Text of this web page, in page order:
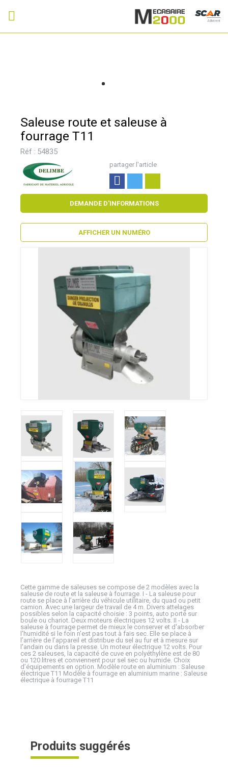
Adhérent
Saleuse route et saleuse à
fourrage T11
Réf : 54835
partager l'article
Cette gamme de saleuses se compose de 2 modèles avec la
saleuse de route et la saleuse à fourrage. I - La saleuse pour
route se place à l’arrière du véhicule utilitaire, du quad ou petit
camion. Avec une largeur de travail de 4 m. Divers attelages
possibles selon la capacité choisie : 3 points, auto porté sur
boule ou chariot. Deux moteurs électriques 12 volts. II - La
saleuse à fourrage permet de mieux le conserver et d'absorber
l'humidité si le foin n'est pas tout à fais sec. Elle se place à
l’arrière de l’appareil et distribue du sel au fur et à mesure sur
l'andain ou dans la presse. Un moteur électrique 12 volts. Pour
ces 2 saleuses, la capacité de cuve en polyéthylène est de 80
ou 120 litres et conviennent pour sel sec ou humide. Choix
d’équipements en option. Modèle route en aluminium : Saleuse
électrique T11 Modèle à fourrage en aluminium marine : Saleuse
électrique à fourrage T11
DEMANDE D'INFORMATIONS
AFFICHER UN NUMÉRO
Produits suggérés